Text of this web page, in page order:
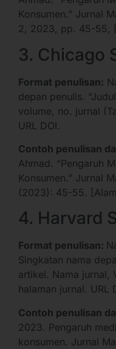
Konsumen.” Jurnal
2, 2023, pp. 45-55,
3. Chicago
Format penulisan:
depan penulis.
volume, no. jurnal
URL DOI.
Contoh penulisan
Ahmad. “Pengaruh
Konsumen.” Jurnal
(2023): 45-55.
4. Harvard
Format penulisan:
Singkatan nama
artikel. Nama jurnal,
halaman jurnal. URL
Contoh penulisan
2023. Pengaruh
konsumen. Jurnal